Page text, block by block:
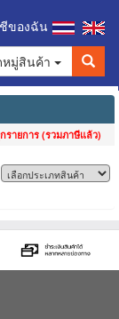
ของฉัน
มู่สินค้า
รายการ (รวมภาษีแล้ว)